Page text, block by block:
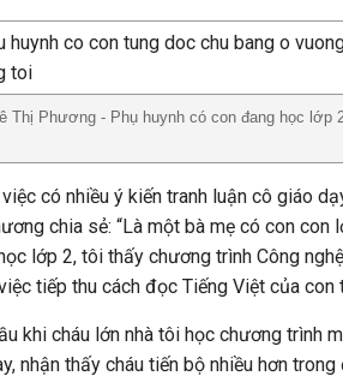
Thị Phương - Phụ huynh có con đang học
có nhiều ý kiến tranh luận cô giáo
chia sẻ: “Là một bà mẹ có con con
lớp 2, tôi thấy chương trình Công
tiếp thu cách đọc Tiếng Việt của
khi cháu lớn nhà tôi học chương trình
nhận thấy cháu tiến bộ nhiều hơn